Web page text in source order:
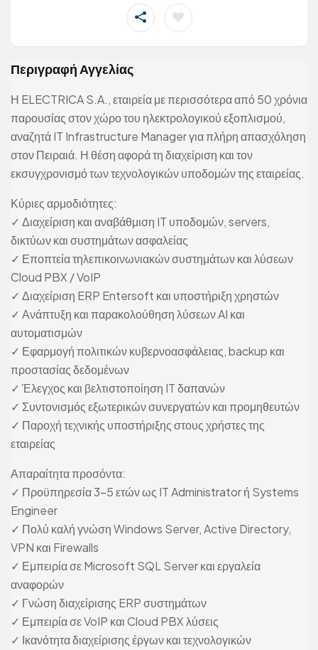
Περιγραφή Αγγελίας
Η ELECTRICA S.A., εταιρεία με περισσότερα από 50 χρόνια
παρουσίας στον χώρο του ηλεκτρολογικού εξοπλισμού,
αναζητά IT Infrastructure Manager για πλήρη απασχόληση
στον Πειραιά. Η θέση αφορά τη διαχείριση και τον
εκσυγχρονισμό των τεχνολογικών υποδομών της εταιρείας.
Κύριες αρμοδιότητες:
✓ Διαχείριση και αναβάθμιση IT υποδομών, servers,
δικτύων και συστημάτων ασφαλείας
✓ Εποπτεία τηλεπικοινωνιακών συστημάτων και λύσεων
Cloud PBX / VoIP
✓ Διαχείριση ERP Entersoft και υποστήριξη χρηστών
✓ Ανάπτυξη και παρακολούθηση λύσεων AI και
αυτοματισμών
✓ Εφαρμογή πολιτικών κυβερνοασφάλειας, backup και
προστασίας δεδομένων
✓ Έλεγχος και βελτιστοποίηση IT δαπανών
✓ Συντονισμός εξωτερικών συνεργατών και προμηθευτών
✓ Παροχή τεχνικής υποστήριξης στους χρήστες της
εταιρείας
Απαραίτητα προσόντα:
✓ Προϋπηρεσία 3-5 ετών ως IT Administrator ή Systems
Engineer
✓ Πολύ καλή γνώση Windows Server, Active Directory,
VPN και Firewalls
✓ Εμπειρία σε Microsoft SQL Server και εργαλεία
αναφορών
✓ Γνώση διαχείρισης ERP συστημάτων
✓ Εμπειρία σε VoIP και Cloud PBX λύσεις
✓ Ικανότητα διαχείρισης έργων και τεχνολογικών